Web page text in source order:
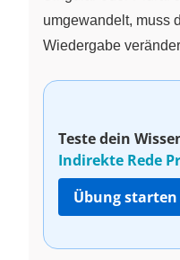
umgewandelt, muss
Wiedergabe
Teste dein
Indirekte Rede
Übung starten